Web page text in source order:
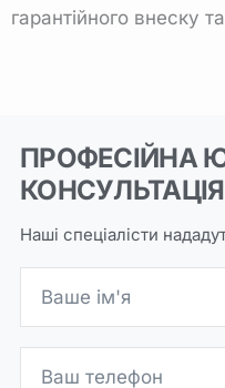
гарантійного внеску
ПРОФЕСІЙНА
КОНСУЛЬТАЦІЯ
Наші спеціалісти